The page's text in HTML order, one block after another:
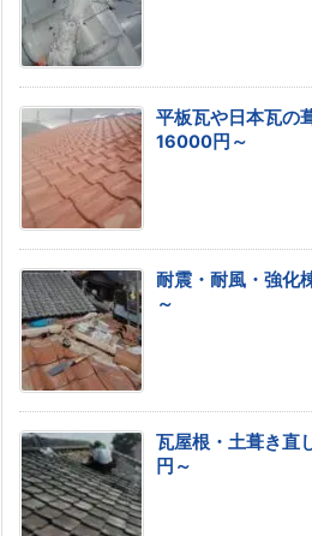
平板瓦や日本瓦
16000円～
耐震・耐風・強
～
瓦屋根・土葺き
円～